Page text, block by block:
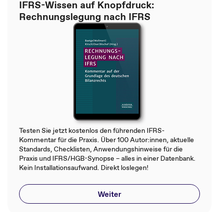
IFRS-Wissen auf Knopfdruck:
Rechnungslegung nach IFRS
Testen Sie jetzt kostenlos den führenden IFRS-
Kommentar für die Praxis. Über 100 Autor:innen, aktuelle
Standards, Checklisten, Anwendungshinweise für die
Praxis und IFRS/HGB-Synopse – alles in einer Datenbank.
Kein Installationsaufwand. Direkt loslegen!
Weiter